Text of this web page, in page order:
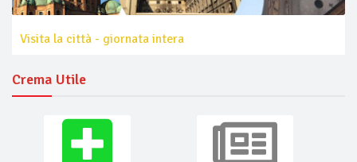
Visita la città - giornata intera
Crema Utile